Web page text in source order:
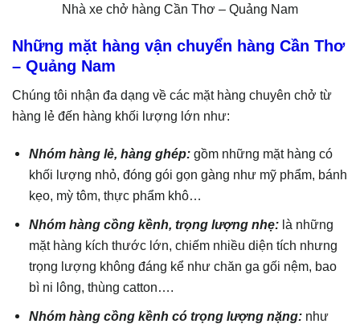
Nhà xe chở hàng Cần Thơ – Quảng Nam
Những mặt hàng vận chuyển hàng Cần Thơ
– Quảng Nam
Chúng tôi nhận đa dạng về các mặt hàng chuyên chở từ
hàng lẻ đến hàng khối lượng lớn như:
Nhóm hàng lẻ, hàng ghép:gồm những mặt hàng có
khối lượng nhỏ, đóng gói gọn gàng như mỹ phẩm, bánh
kẹo, mỳ tôm, thực phẩm khô…
Nhóm hàng cồng kềnh, trọng lượng nhẹ: là những
mặt hàng kích thước lớn, chiếm nhiều diện tích nhưng
trọng lượng không đáng kể như chăn ga gối nệm, bao
bì ni lông, thùng catton….
Nhóm hàng cồng kềnh có trọng lượng nặng: như